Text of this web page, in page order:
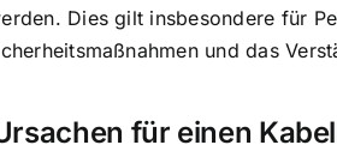
Dies gilt insbesondere für
und das
für einen